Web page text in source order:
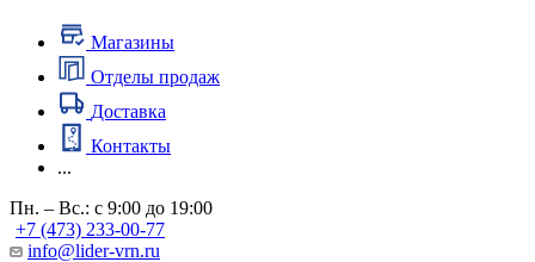
Магазины
Отделы продаж
Доставка
Контакты
...
Пн. – Вс.: с 9:00 до 19:00
+7 (473) 233-00-77
info@lider-vrn.ru